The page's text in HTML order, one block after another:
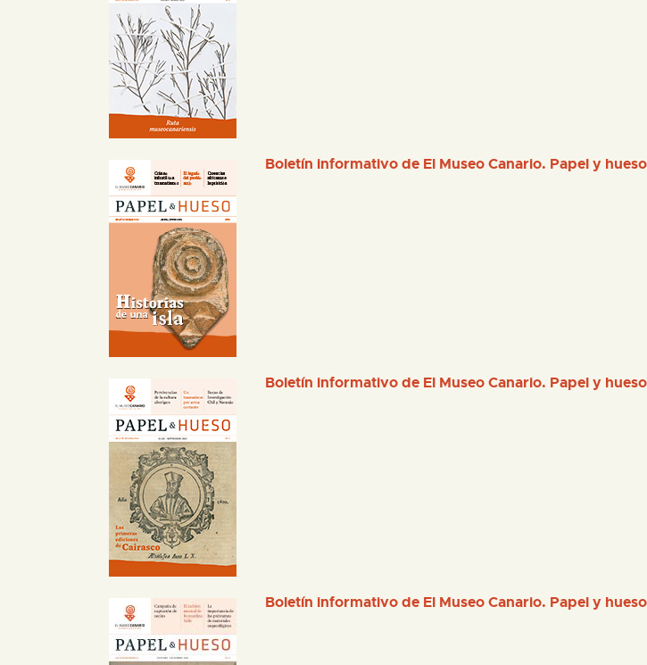
Boletín informativo de El Museo Canario. Papel y hueso
Boletín informativo de El Museo Canario. Papel y hueso
Boletín informativo de El Museo Canario. Papel y